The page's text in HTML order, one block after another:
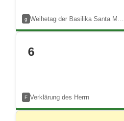
g Weihetag der Basilika Santa M…
6
F Verklärung des Herrn